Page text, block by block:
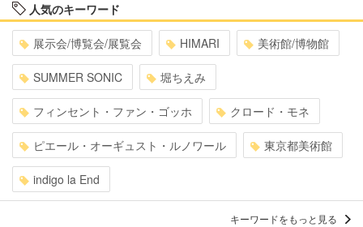
人気のキーワード
展示会/博覧会/展覧会 HIMARI 美術館/博物館
SUMMER SONIC 堀ちえみ
フィンセント・ファン・ゴッホ クロード・モネ
ピエール・オーギュスト・ルノワール 東京都美術館
indigo la End
キーワードをもっと見る